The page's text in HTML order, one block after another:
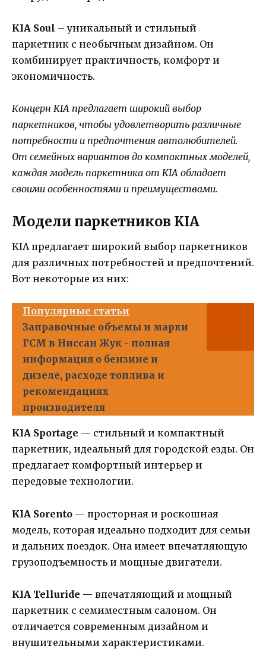
KIA Soul – уникальный и стильный
паркетник с необычным дизайном. Он
комбинирует практичность, комфорт и
экономичность.
Концерн KIA предлагает широкий выбор
паркетников, чтобы удовлетворить различные
потребности и предпочтения автолюбителей.
От семейных вариантов до компактных моделей,
каждая модель паркетника от KIA обладает
своими особенностями и преимуществами.
Модели паркетников KIA
KIA предлагает широкий выбор паркетников
для различных потребностей и предпочтений.
Вот некоторые из них:
Популярные статьи
Заправочные объемы и марки
ГСМ в Ниссан Жук - полная
информация о бензине и
дизеле, расходе топлива и
рекомендациях
производителя
KIA Sportage — стильный и компактный
паркетник, идеальный для городской езды. Он
предлагает комфортный интерьер и
передовые технологии.
KIA Sorento — просторная и роскошная
модель, которая идеально подходит для семьи
и дальних поездок. Она имеет впечатляющую
грузоподъемность и мощные двигатели.
KIA Telluride — впечатляющий и мощный
паркетник с семиместным салоном. Он
отличается современным дизайном и
внушительными характеристиками.